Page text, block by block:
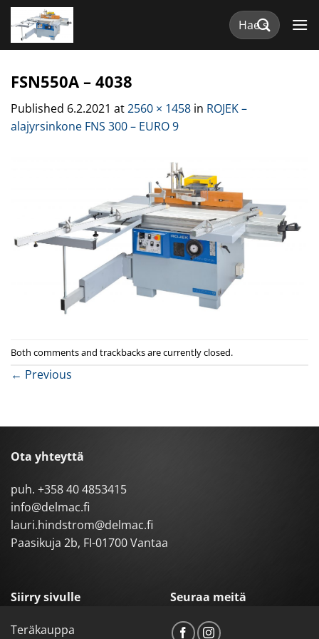
Skip
content
Etsi:
FSN550A – 4038
Published 6.2.2021 at2560 × 1458 in ROJEK –
alajyrsinkone FNS 300 – EURO 9
Both comments and trackbacks are currently closed.
← Previous
Ota yhteyttä
puh. +358 40 4853415
info@delmac.fi
lauri.hindstrom@delmac.fi
Paasikuja 2b, FI-01700 Vantaa
Siirry sivulle
Teräkauppa
Seuraa meitä